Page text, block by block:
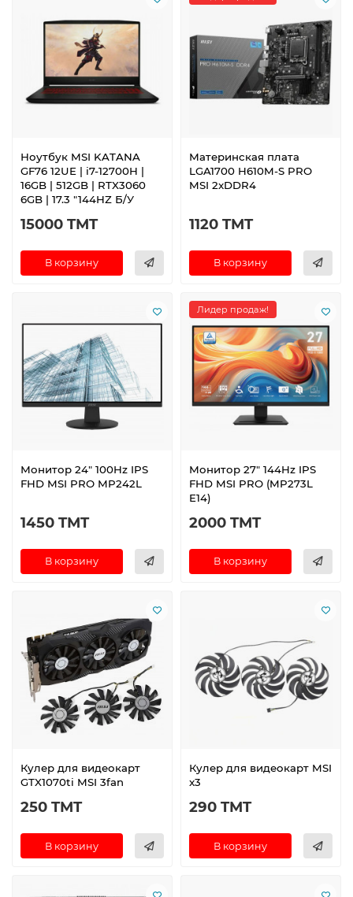
Ноутбук MSI KATANA
GF76 12UE | i7-12700H |
16GB | 512GB | RTX3060
6GB | 17.3 "144HZ Б/У
15000 TMT
В корзину
Материнская плата
LGA1700 H610M-S PRO
MSI 2xDDR4
1120 TMT
В корзину
Монитор 24" 100Hz IPS
FHD MSI PRO MP242L
1450 TMT
В корзину
Лидер продаж!
Монитор 27" 144Hz IPS
FHD MSI PRO (MP273L
E14)
2000 TMT
В корзину
Кулер для видеокарт
GTX1070ti MSI 3fan
250 TMT
В корзину
Кулер для видеокарт MSI
x3
290 TMT
В корзину